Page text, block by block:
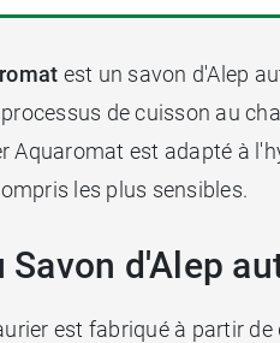
est un savon d'Alep
processus de cuisson au
Aquaromat est adapté à
les plus sensibles.
d'Alep
est fabriqué à partir de